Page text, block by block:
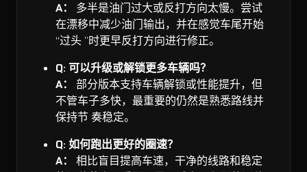
A：
多半是油门过大或反打方向太慢。尝试
在漂移中减少油门输出，并在感觉车尾开始
“过头 ”时更早反打方向进行修正。
Q: 可以升级或解锁更多车辆吗？
A：
部分版本支持车辆解锁或性能提升，但
不管车子多快，最重要的仍然是熟悉路线并
保持节 奏稳定。
Q: 如何跑出更好的圈速？
A：
相比盲目提高车速，干净的线路和稳定